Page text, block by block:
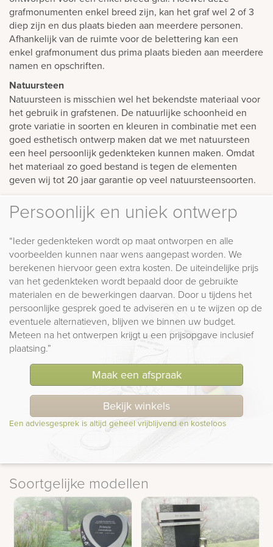
grafmonumenten enkel breed zijn, kan het graf wel 2 of 3
diep zijn en dus plaats bieden aan meerdere personen.
Afhankelijk van de ruimte voor de belettering kan een
enkel grafmonument dus prima plaats bieden aan meerdere
namen en opschriften.
Natuursteen
Natuursteen is misschien wel het bekendste materiaal voor
het gebruik in grafstenen. De natuurlijke schoonheid en
grote variatie in soorten en kleuren in combinatie met een
goed esthetisch ontwerp maken dat we met natuursteen
een heel persoonlijk gedenkteken kunnen maken. Omdat
het materiaal zo goed bestand is tegen de elementen
geven wij tot 20 jaar garantie op veel natuursteensoorten.
Persoonlijk en uniek ontwerp
“Ieder gedenkteken wordt op maat ontworpen en alle
voorbeelden kunnen naar wens aangepast worden. We
berekenen hiervoor geen extra kosten. De uiteindelijke prijs
van het gedenkteken wordt bepaald door de gebruikte
materialen en de bewerkingen daarvan. Door u tijdens het
persoonlijke gesprek goed te adviseren en u te wijzen op de
eventuele alternatieven, blijven we binnen uw budget.
Meteen na het ontwerpen krijgt u een prijsopgave inclusief
plaatsing.”
Maak een afspraak
Bekijk winkels
Een adviesgesprek is altijd geheel vrijblijvend en kosteloos
Soortgelijke modellen